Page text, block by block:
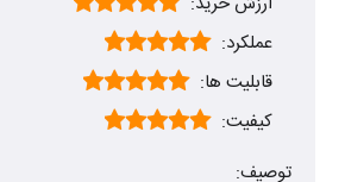
عملکرد:
قابلیت ها:
کیفیت:
توصیف: